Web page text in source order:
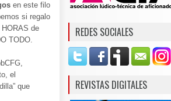
en este filo
si regalo
de
TODO.
el
que
REDES SOCIALES
REVISTAS DIGITALES